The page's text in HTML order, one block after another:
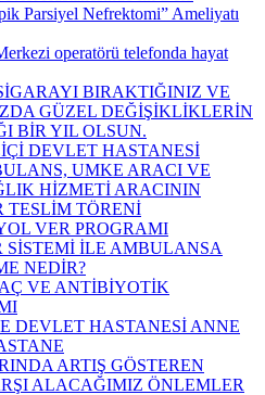
Parsiyel Nefrektomi” Ameliyatı
operatörü telefonda hayat
BIRAKTIĞINIZ VE
GÜZEL DEĞİŞİKLİKLERİN
BİR YIL OLSUN.
DEVLET HASTANESİ
UMKE ARACI VE
HİZMETİ ARACININ
TESLİM TÖRENİ
VER PROGRAMI
SİSTEMİ İLE AMBULANSA
NEDİR?
VE ANTİBİYOTİK
DEVLET HASTANESİ ANNE
ARTIŞ GÖSTEREN
ALACAĞIMIZ ÖNLEMLER